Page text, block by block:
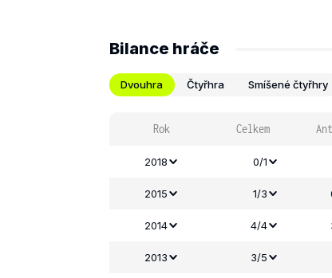
Bilance hráče
Dvouhra Čtyřhra Smíšené čtyřhry
Rok Celkem
2018 0/1
2015 1/3
2014 4/4
2013 3/5